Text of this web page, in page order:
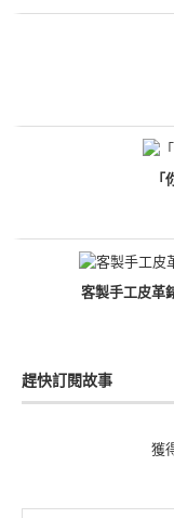
客製手工皮
趕快訂閱故事
獲